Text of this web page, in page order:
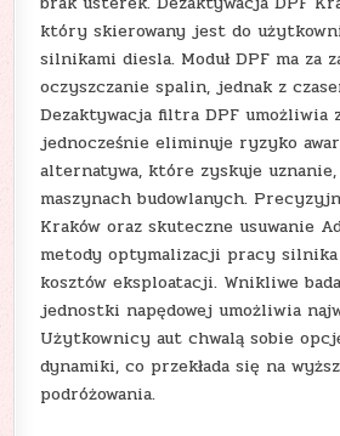
który skierowany jest do
silnikami diesla. Moduł DPF ma za
oczyszczanie spalin, jednak z
Dezaktywacja filtra DPF umożliwia
jednocześnie eliminuje ryzyko
alternatywa, które zyskuje
maszynach budowlanych.
Kraków oraz skuteczne usuwanie
metody optymalizacji pracy
kosztów eksploatacji. Wnikliwe
jednostki napędowej umożliwia
Użytkownicy aut chwalą sobie
dynamiki, co przekłada się na
podróżowania.